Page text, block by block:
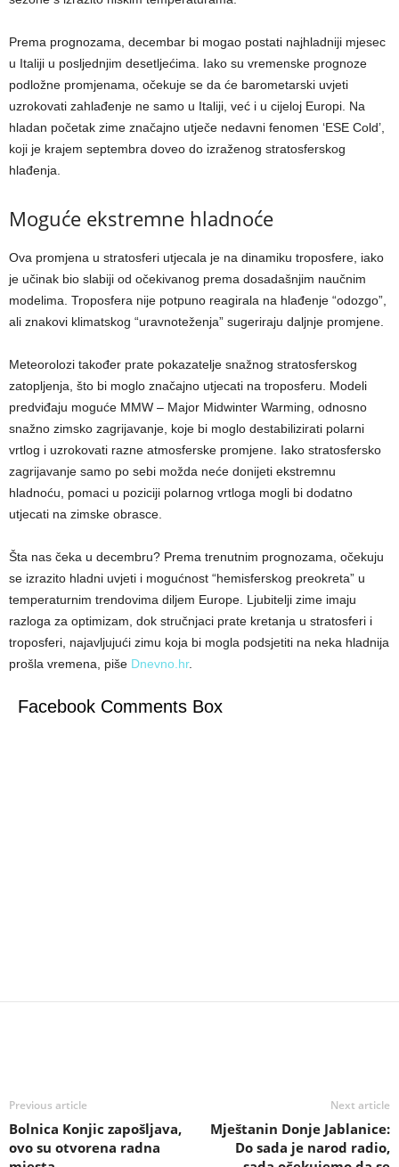
Prema prognozama, decembar bi mogao postati najhladniji mjesec
u Italiji u posljednjim desetljećima. Iako su vremenske prognoze
podložne promjenama, očekuje se da će barometarski uvjeti
uzrokovati zahlađenje ne samo u Italiji, već i u cijeloj Europi. Na
hladan početak zime značajno utječe nedavni fenomen ‘ESE Cold’,
koji je krajem septembra doveo do izraženog stratosferskog
hlađenja.
Moguće ekstremne hladnoće
Ova promjena u stratosferi utjecala je na dinamiku troposfere, iako
je učinak bio slabiji od očekivanog prema dosadašnjim naučnim
modelima. Troposfera nije potpuno reagirala na hlađenje “odozgo”,
ali znakovi klimatskog “uravnoteženja” sugeriraju daljnje promjene.
Meteorolozi također prate pokazatelje snažnog stratosferskog
zatopljenja, što bi moglo značajno utjecati na troposferu. Modeli
predviđaju moguće MMW – Major Midwinter Warming, odnosno
snažno zimsko zagrijavanje, koje bi moglo destabilizirati polarni
vrtlog i uzrokovati razne atmosferske promjene. Iako stratosfersko
zagrijavanje samo po sebi možda neće donijeti ekstremnu
hladnoću, pomaci u poziciji polarnog vrtloga mogli bi dodatno
utjecati na zimske obrasce.
Šta nas čeka u decembru? Prema trenutnim prognozama, očekuju
se izrazito hladni uvjeti i mogućnost “hemisferskog preokreta” u
temperaturnim trendovima diljem Europe. Ljubitelji zime imaju
razloga za optimizam, dok stručnjaci prate kretanja u stratosferi i
troposferi, najavljujući zimu koja bi mogla podsjetiti na neka hladnija
prošla vremena, piše Dnevno.hr.
Facebook Comments Box
Previous article
Bolnica Konjic zapošljava,
ovo su otvorena radna
Next article
Mještanin Donje Jablanice:
Do sada je narod radio,